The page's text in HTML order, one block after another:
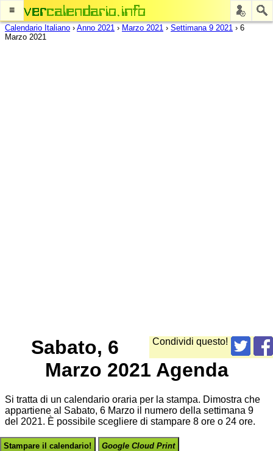
≡
Calendario Italiano › Anno 2021 › Marzo 2021 › Settimana 9 2021 › 6
Marzo 2021
Condividi questo!
Sabato, 6
Marzo 2021 Agenda
Si tratta di un calendario oraria per la stampa. Dimostra che
appartiene al Sabato, 6 Marzo il numero della settimana 9
del 2021. È possibile scegliere di stampare 8 ore o 24 ore.
Stampare il calendario! Google Cloud Print